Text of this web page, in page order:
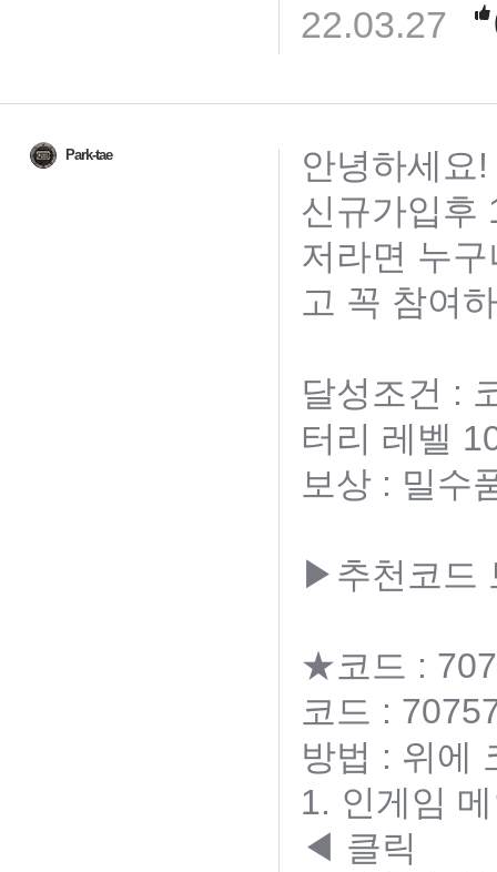
22.03.27
Park-tae
안녕하세요!
신규가입후
저라면 누
고 꼭 참여
달성조건 :
터리 레벨
보상 : 밀수
▶추천코드
★코드 :
코드 :
방법 : 위에
1. 인게임
◀ 클릭